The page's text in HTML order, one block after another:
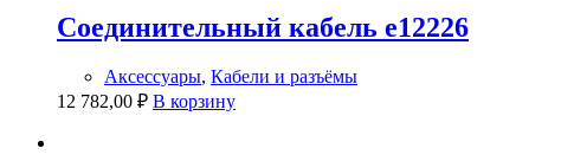
Соединительный кабель e12226
Аксессуары, Кабели и разъёмы
12 782,00 ₽ В корзину